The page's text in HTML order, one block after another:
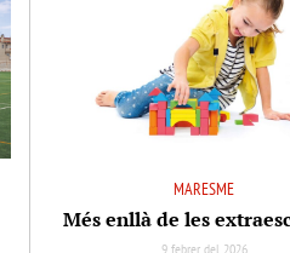
MARESME
Més enllà de les
9 febrer del 2026